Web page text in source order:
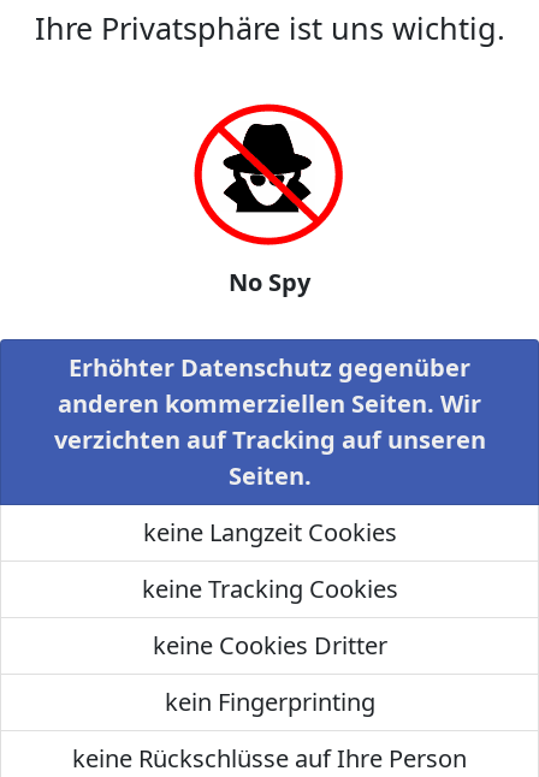
Ihre Privatsphäre ist uns wichtig.
No Spy
Erhöhter Datenschutz gegenüber
anderen kommerziellen Seiten. Wir
verzichten auf Tracking auf unseren
Seiten.
keine Langzeit Cookies
keine Tracking Cookies
keine Cookies Dritter
kein Fingerprinting
keine Rückschlüsse auf Ihre Person